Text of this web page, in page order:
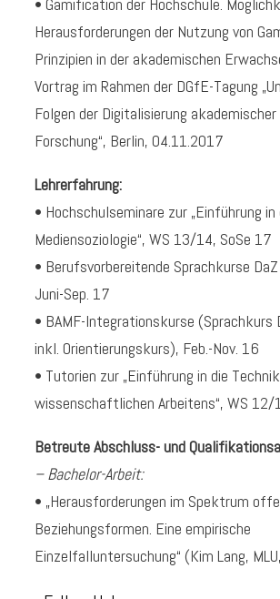
Herausforderungen der Nutzung von
Prinzipien in der akademischen
Vortrag im Rahmen der DGfE-Tagung
Folgen der Digitalisierung akademischer
Forschung“, Berlin, 04.11.2017
Lehrerfahrung:
• Hochschulseminare zur „Einführung in
Mediensoziologie“, WS 13/14, SoSe 17
• Berufsvorbereitende Sprachkurse
Juni-Sep. 17
• BAMF-Integrationskurse (Sprachkurs
inkl. Orientierungskurs), Feb.-Nov. 16
• Tutorien zur „Einführung in die
wissenschaftlichen Arbeitens“, WS
Betreute Abschluss- und
– Bachelor-Arbeit:
• „Herausforderungen im Spektrum
Beziehungsformen. Eine empirische
Einzelfalluntersuchung“ (Kim Lang,